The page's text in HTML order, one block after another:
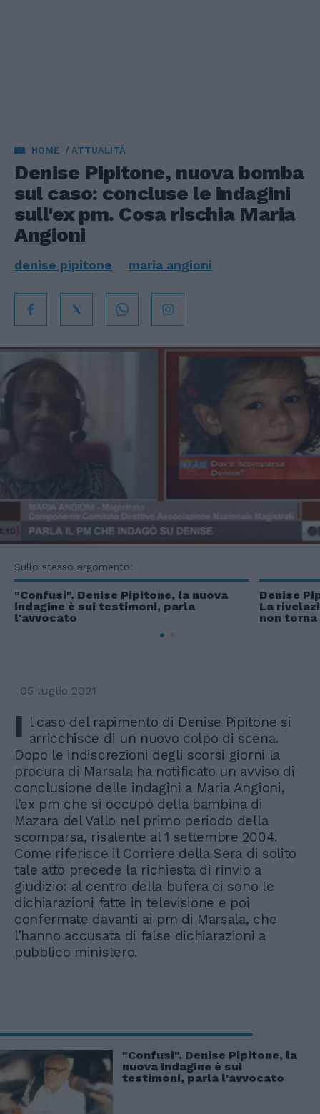
HOME ATTUALITÀ
Denise Pipitone, nuova bomba
sul caso: concluse le indagini
sull'ex pm. Cosa rischia Maria
Angioni
denise pipitone maria angioni
Sullo stesso argomento:
"Confusi". Denise Pipitone, la nuova
indagine è sui testimoni, parla
l'avvocato
Denise
La
non torna
05 luglio 2021
I l caso del rapimento di Denise Pipitone si
arricchisce di un nuovo colpo di scena.
Dopo le indiscrezioni degli scorsi giorni la
procura di Marsala ha notificato un avviso di
conclusione delle indagini a Maria Angioni,
l’ex pm che si occupò della bambina di
Mazara del Vallo nel primo periodo della
scomparsa, risalente al 1 settembre 2004.
Come riferisce il Corriere della Sera di solito
tale atto precede la richiesta di rinvio a
giudizio: al centro della bufera ci sono le
dichiarazioni fatte in televisione e poi
confermate davanti ai pm di Marsala, che
l’hanno accusata di false dichiarazioni a
pubblico ministero.
"Confusi". Denise Pipitone, la
nuova indagine è sui
testimoni, parla l'avvocato